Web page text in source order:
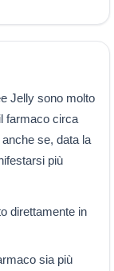
Jelly sono molto
farmaco circa
se, data la
più
direttamente in
sia più